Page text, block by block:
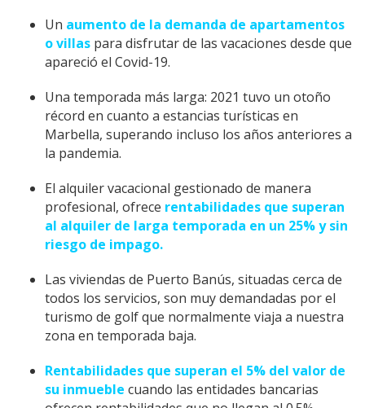
Un aumento de la demanda de apartamentos
o villas para disfrutar de las vacaciones desde que
apareció el Covid-19.
Una temporada más larga: 2021 tuvo un otoño
récord en cuanto a estancias turísticas en
Marbella, superando incluso los años anteriores a
la pandemia.
El alquiler vacacional gestionado de manera
profesional, ofrece rentabilidades que superan
al alquiler de larga temporada en un 25% y sin
riesgo de impago.
Las viviendas de Puerto Banús, situadas cerca de
todos los servicios, son muy demandadas por el
turismo de golf que normalmente viaja a nuestra
zona en temporada baja.
Rentabilidades que superan el 5% del valor de
su inmueble cuando las entidades bancarias